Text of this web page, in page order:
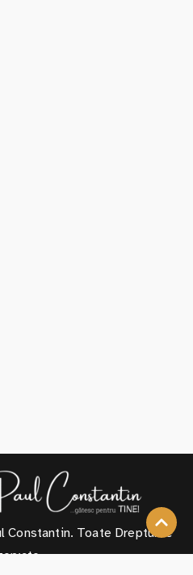
Constantin. Toate Drepturile